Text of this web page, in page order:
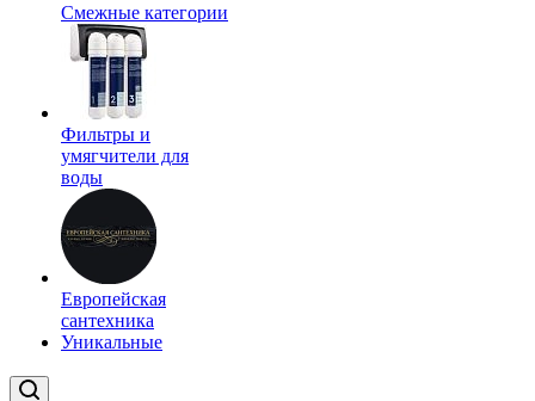
Смежные категории
Фильтры и
умягчители для
воды
Европейская
сантехника
Уникальные